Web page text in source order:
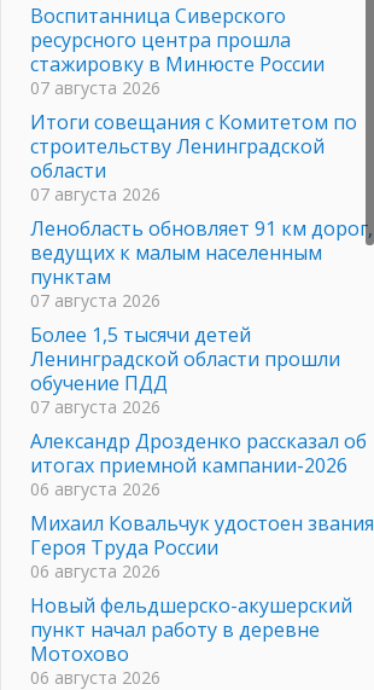
Воспитанница Сиверского
ресурсного центра прошла
стажировку в Минюсте России
07 августа 2026
Итоги совещания с Комитетом по
строительству Ленинградской
области
07 августа 2026
Ленобласть обновляет 91 км дорог,
ведущих к малым населенным
пунктам
07 августа 2026
Более 1,5 тысячи детей
Ленинградской области прошли
обучение ПДД
07 августа 2026
Александр Дрозденко рассказал об
итогах приемной кампании-2026
06 августа 2026
Михаил Ковальчук удостоен звания
Героя Труда России
06 августа 2026
Новый фельдшерско-акушерский
пункт начал работу в деревне
Мотохово
06 августа 2026